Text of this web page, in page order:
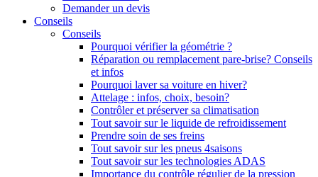
Demander un devis
Conseils
Conseils
Pourquoi vérifier la géométrie ?
Réparation ou remplacement pare-brise? Conseils
et infos
Pourquoi laver sa voiture en hiver?
Attelage : infos, choix, besoin?
Contrôler et préserver sa climatisation
Tout savoir sur le liquide de refroidissement
Prendre soin de ses freins
Tout savoir sur les pneus 4saisons
Tout savoir sur les technologies ADAS
Importance du contrôle régulier de la pression